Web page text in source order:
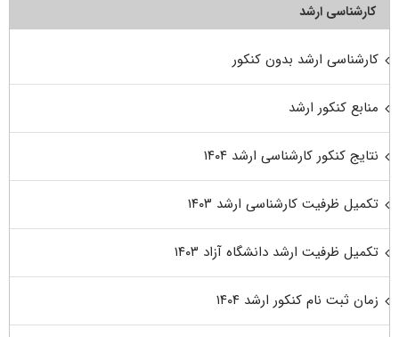
کارشناسی ارشد
کارشناسی ارشد بدون کنکور
منابع کنکور ارشد
نتایج کنکور کارشناسی ارشد ۱۴۰۴
تکمیل ظرفیت کارشناسی ارشد ۱۴۰۳
تکمیل ظرفیت ارشد دانشگاه آزاد ۱۴۰۳
زمان ثبت نام کنکور ارشد ۱۴۰۴